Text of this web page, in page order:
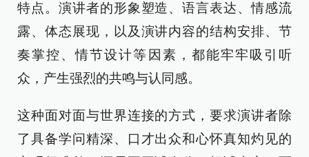
特点。演讲者的形象塑造、语言表达、情感流
露、体态展现，以及演讲内容的结构安排、节
奏掌控、情节设计等因素，都能牢牢吸引听
众，产生强烈的共鸣与认同感。
这种面对面与世界连接的方式，要求演讲者除
了具备学问精深、口才出众和心怀真知灼见的